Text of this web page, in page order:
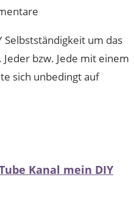
um das
bzw. Jede mit einem
sich unbedingt auf
Kanal mein DIY